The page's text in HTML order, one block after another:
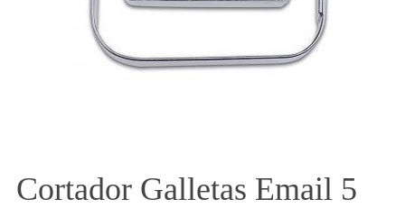
Cortador Galletas Email 5